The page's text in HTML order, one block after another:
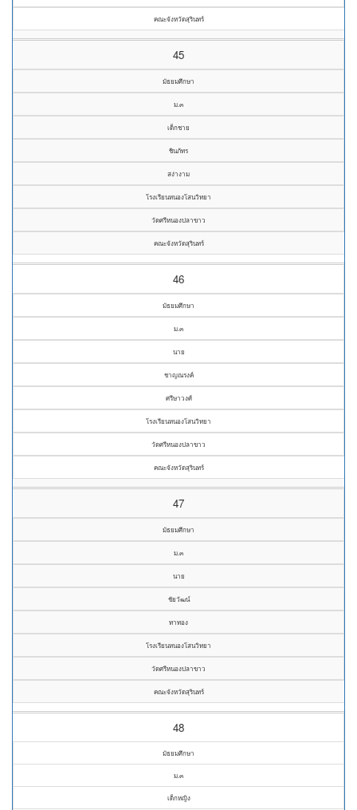
คณะจังหวัดสุรินทร์
45
มัธยมศึกษา
ม.๓
เด็กชาย
ชินภัทร
สง่างาม
โรงเรียนหนองโสนวิทยา
วัดศรีหนองปลาขาว
คณะจังหวัดสุรินทร์
46
มัธยมศึกษา
ม.๓
นาย
ชาญณรงค์
ศรีษาวงศ์
โรงเรียนหนองโสนวิทยา
วัดศรีหนองปลาขาว
คณะจังหวัดสุรินทร์
47
มัธยมศึกษา
ม.๓
นาย
ชัยวัฒน์
ทาทอง
โรงเรียนหนองโสนวิทยา
วัดศรีหนองปลาขาว
คณะจังหวัดสุรินทร์
48
มัธยมศึกษา
ม.๓
เด็กหญิง